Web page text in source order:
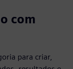
com
para criar,